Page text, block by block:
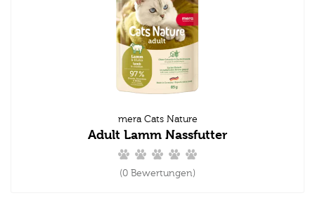
mera Cats Nature
Adult Lamm Nassfutter
(0 Bewertungen)